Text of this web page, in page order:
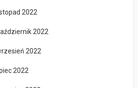
2022
2022
2022
2022